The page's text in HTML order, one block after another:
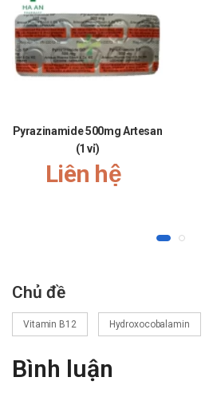
Pyrazinamide 500mg Artesan
(1 vỉ)
Liên hệ
Chủ đề
Vitamin B12 Hydroxocobalamin
Bình luận